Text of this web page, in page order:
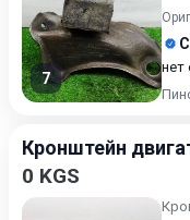
7
нет
Кронштейн
0 KGS